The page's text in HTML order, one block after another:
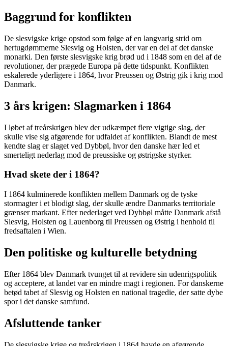
Baggrund for konflikten
De slesvigske krige opstod som følge af en langvarig strid om
hertugdømmerne Slesvig og Holsten, der var en del af det danske
monarki. Den første slesvigske krig brød ud i 1848 som en del af de
revolutioner, der prægede Europa på dette tidspunkt. Konflikten
eskalerede yderligere i 1864, hvor Preussen og Østrig gik i krig mod
Danmark.
3 års krigen: Slagmarken i 1864
I løbet af treårskrigen blev der udkæmpet flere vigtige slag, der
skulle vise sig afgørende for udfaldet af konflikten. Blandt de mest
kendte slag er slaget ved Dybbøl, hvor den danske hær led et
smerteligt nederlag mod de preussiske og østrigske styrker.
Hvad skete der i 1864?
I 1864 kulminerede konflikten mellem Danmark og de tyske
stormagter i et blodigt slag, der skulle ændre Danmarks territoriale
grænser markant. Efter nederlaget ved Dybbøl måtte Danmark afstå
Slesvig, Holsten og Lauenborg til Preussen og Østrig i henhold til
fredsaftalen i Wien.
Den politiske og kulturelle betydning
Efter 1864 blev Danmark tvunget til at revidere sin udenrigspolitik
og acceptere, at landet var en mindre magt i regionen. For danskerne
betød tabet af Slesvig og Holsten en national tragedie, der satte dybe
spor i det danske samfund.
Afsluttende tanker